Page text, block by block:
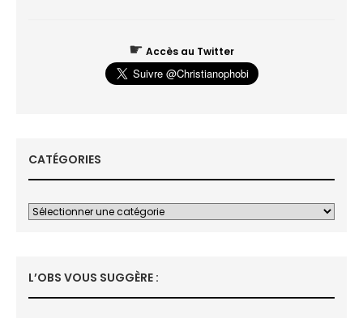
☛ Accès au Twitter
CATÉGORIES
L’OBS VOUS SUGGÈRE :